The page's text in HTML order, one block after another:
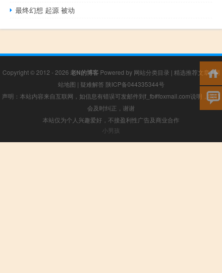
最终幻想 起源 被动
Copyright © 2012 - 2026 老N的博客Powered by 网站分类目录 | 精选推荐文章|网
站地图 | 疑难解答 陕ICP备044335344号
声明：本站内容来自互联网，如信息有错误可发邮件到f_fb#foxmail.com说明，我们
会及时纠正，谢谢
本站仅为个人兴趣爱好，不接盈利性广告及商业合作
小男孩